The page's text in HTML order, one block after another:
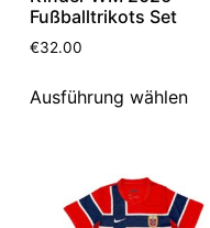
Fußballtrikots Set
€32.00
Ausführung wählen